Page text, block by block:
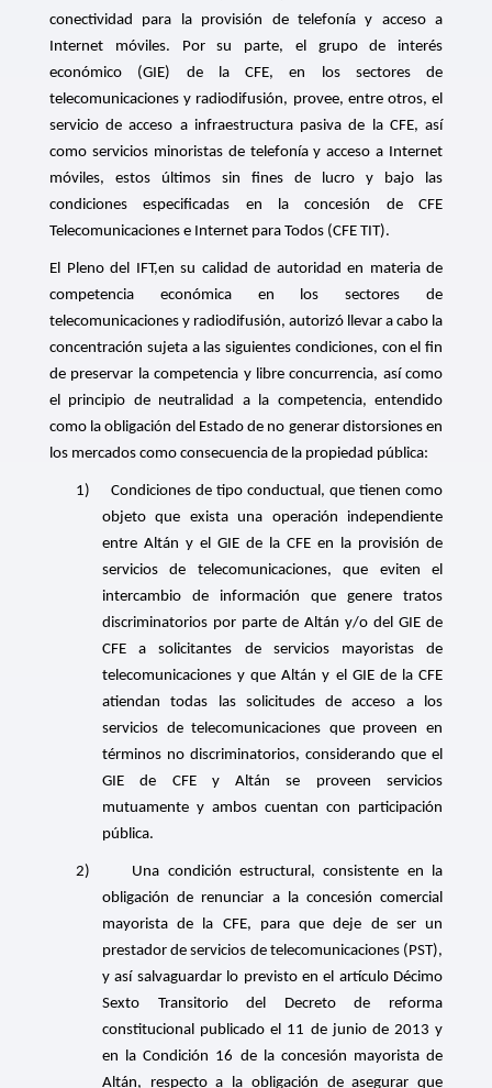
conectividad para la provisión de telefonía y acceso a
Internet móviles. Por su parte, el grupo de interés
económico (GIE) de la CFE, en los sectores de
telecomunicaciones y radiodifusión, provee, entre otros, el
servicio de acceso a infraestructura pasiva de la CFE, así
como servicios minoristas de telefonía y acceso a Internet
móviles, estos últimos sin fines de lucro y bajo las
condiciones especificadas en la concesión de CFE
Telecomunicaciones e Internet para Todos (CFE TIT).
El Pleno del IFT,en su calidad de autoridad en materia de
competencia económica en los sectores de
telecomunicaciones y radiodifusión, autorizó llevar a cabo la
concentración sujeta a las siguientes condiciones, con el fin
de preservar la competencia y libre concurrencia, así como
el principio de neutralidad a la competencia, entendido
como la obligación del Estado de no generar distorsiones en
los mercados como consecuencia de la propiedad pública:
1)
Condiciones de tipo conductual, que tienen como
objeto que exista una operación independiente
entre Altán y el GIE de la CFE en la provisión de
servicios de telecomunicaciones, que eviten el
intercambio de información que genere tratos
discriminatorios por parte de Altán y/o del GIE de
CFE a solicitantes de servicios mayoristas de
telecomunicaciones y que Altán y el GIE de la CFE
atiendan todas las solicitudes de acceso a los
servicios de telecomunicaciones que proveen en
términos no discriminatorios, considerando que el
GIE de CFE y Altán se proveen servicios
mutuamente y ambos cuentan con participación
pública.
2)
Una condición estructural, consistente en la
obligación de renunciar a la concesión comercial
mayorista de la CFE, para que deje de ser un
prestador de servicios de telecomunicaciones (PST),
y así salvaguardar lo previsto en el artículo Décimo
Sexto Transitorio del Decreto de reforma
constitucional publicado el 11 de junio de 2013 y
en la Condición 16 de la concesión mayorista de
Altán, respecto a la obligación de asegurar que